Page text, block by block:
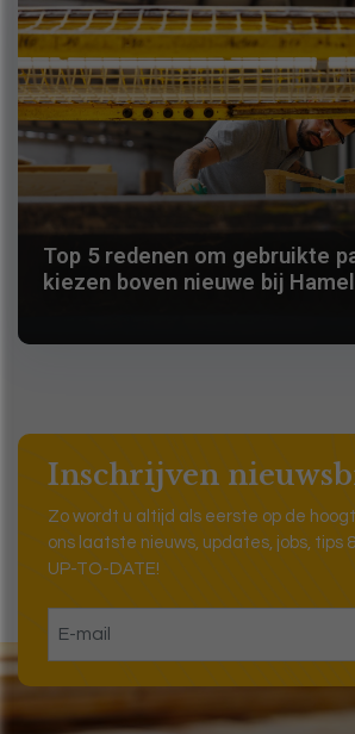
Top 5 redenen om gebruikte
kiezen boven nieuwe bij
Inschrijven
Zo wordt u altijd als eerste op de
ons laatste nieuws, updates, jobs, tips
UP-TO-DATE!